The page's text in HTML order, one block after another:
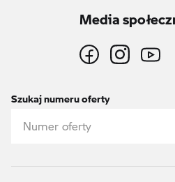
Media
Szukaj numeru oferty